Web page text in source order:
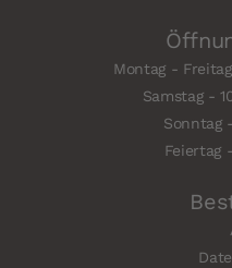
Montag -
Samstag -
Sonntag
Feiertag